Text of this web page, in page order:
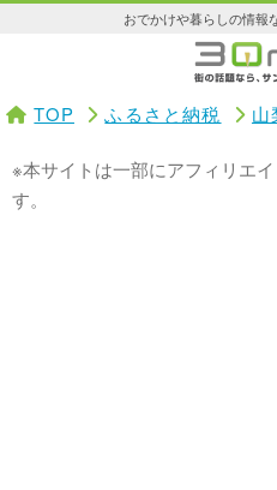
おでかけや暮らしの情報
TOP ふるさと納税 山
※本サイトは一部にアフィリエ
す。